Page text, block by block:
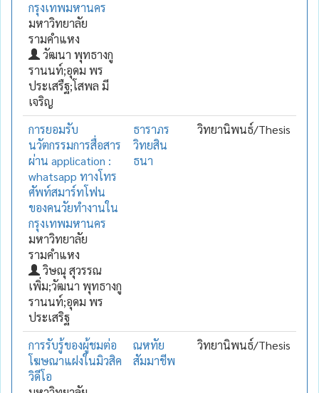
กรุงเทพมหานคร
มหาวิทยาลัย
รามคำแหง
วัฒนา พุทธางกู
รานนท์;อุดม พร
ประเสรืฐ;โสพล มี
เจริญ
การยอมรับ
นวัตกรรมการสื่อสาร
ผ่าน application :
whatsapp ทางโทร
ศัพท์สมาร์ทโฟน
ของคนวัยทำงานใน
กรุงเทพมหานคร
มหาวิทยาลัย
รามคำแหง
วิษณุ สุวรรณ
เพิ่ม;วัฒนา พุทธางกู
รานนท์;อุดม พร
ประเสริฐ
ธาราภร
วิทยสิน
ธนา
วิทยานิพนธ์/Thesis
การรับรู้ของผู้ชมต่อ
โฆษณาแฝงในมิวสิค
วิดีโอ
ณหทัย
สัมมาชีพ
วิทยานิพนธ์/Thesis